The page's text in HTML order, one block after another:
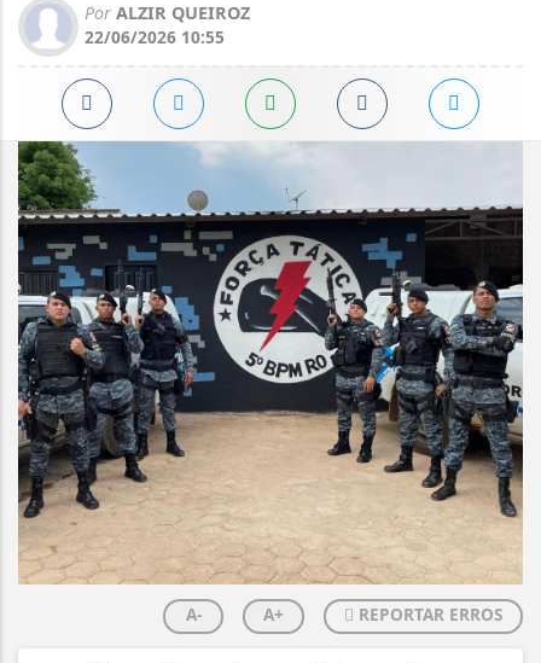
Por ALZIR QUEIROZ
22/06/2026 10:55
A- A+ REPORTAR ERROS